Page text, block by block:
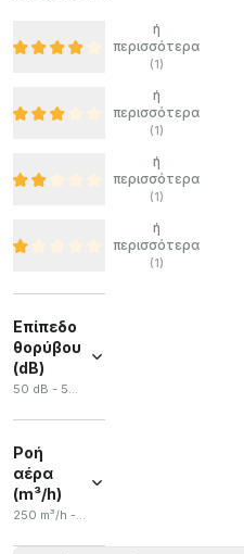
ή
περισσότερα
(1)
ή
περισσότερα
(1)
ή
περισσότερα
(1)
ή
περισσότερα
(1)
Επίπεδο
θορύβου
(dB)
50 dB - 56 dB
Ροή
αέρα
(m³/h)
250 m³/h - 480 m³/h